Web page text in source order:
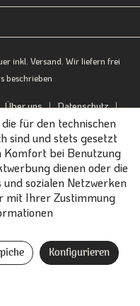
inkl. Versand. Wir liefern frei
beschrieben
Über uns
Datenschutz
Portalfür den technischen
sind und stets gesetzt
Komfort bei Benutzung
dienen oder die
sozialen Netzwerken
mit Ihrer Zustimmung
Konfigurieren